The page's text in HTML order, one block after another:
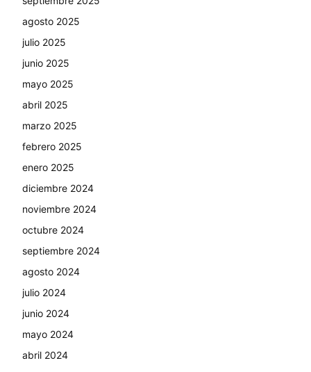
agosto 2025
julio 2025
junio 2025
mayo 2025
abril 2025
marzo 2025
febrero 2025
enero 2025
diciembre 2024
noviembre 2024
octubre 2024
septiembre 2024
agosto 2024
julio 2024
junio 2024
mayo 2024
abril 2024